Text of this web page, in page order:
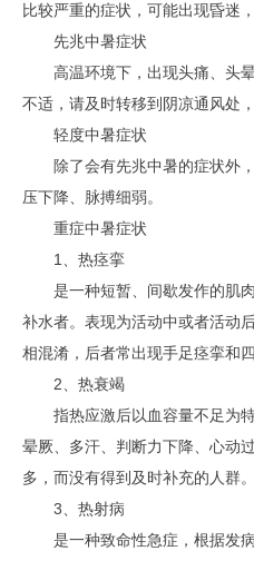
比较严重的症状，可能出现昏迷
先兆中暑症状
高温环境下，出现头痛、头晕
不适，请及时转移到阴凉通风处
轻度中暑症状
除了会有先兆中暑的症状外，
压下降、脉搏细弱。
重症中暑症状
1、热痉挛
是一种短暂、间歇发作的肌肉
补水者。表现为活动中或者活动
相混淆，后者常出现手足痉挛和
2、热衰竭
指热应激后以血容量不足为特
晕厥、多汗、判断力下降、心动
多，而没有得到及时补充的人群。
3、热射病
是一种致命性急症，根据发病